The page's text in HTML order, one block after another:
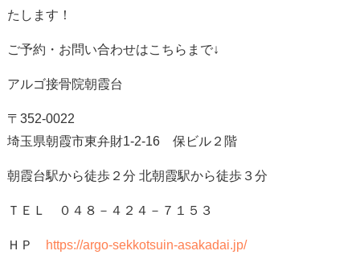
たします！
ご予約・お問い合わせはこちらまで↓
アルゴ接骨院朝霞台
〒352-0022
埼玉県朝霞市東弁財1-2-16 保ビル２階
朝霞台駅から徒歩２分 北朝霞駅から徒歩３分
ＴＥＬ ０４８－４２４－７１５３
ＨＰ
https://argo-sekkotsuin-asakadai.jp/